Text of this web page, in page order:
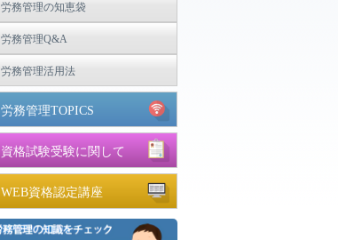
労務管理の知恵袋
労務管理Q&A
労務管理活用法
労務管理TOPICS
資格試験受験に関して
WEB資格認定講座